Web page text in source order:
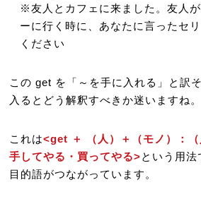
※友人とカフェに来ました。友人
ーに行く時に、あなたに言ったセ
ください
この get を「～を手に入れる」と訳
入るとどう解釈すべきか迷いますね。
これは<get ＋ （人）＋（モノ）：（
手してやる・買ってやる>という用
目的語がつながっています。